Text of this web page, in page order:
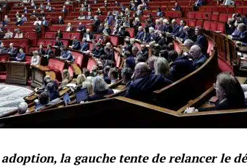
la gauche tente de relancer le